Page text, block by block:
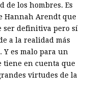
de los hombres. Es
Hannah Arendt que
ser definitiva pero sí
a la realidad más
Y es malo para un
tiene en cuenta que
virtudes de la